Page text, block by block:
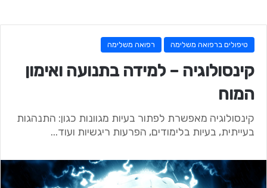
טיפולים ברפואה משלימה רפואה משלימה
קינסולוגיה – למידה בתנועה ואימון
המוח
קינסולוגיה מאפשרת לפתור בעיות מגוונות כגון: התנהגות
בעייתית, בעיות בלימודים, הפרעות ריגשיות ועוד...